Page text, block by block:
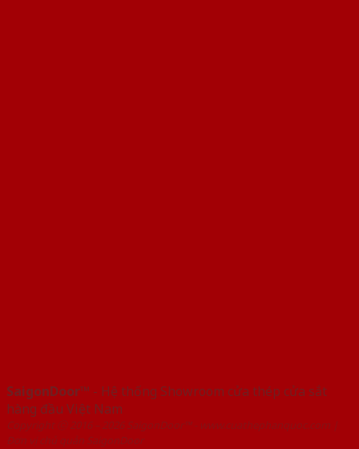
SaigonDoor™ - Hệ thống Showroom cửa thép cửa sắt
hàng đầu Việt Nam
Copyright ⓒ 2016 – 2026 SaigonDoor™ - www.cuathephanquoc.com |
Đơn vị chủ quản SaigonDoor